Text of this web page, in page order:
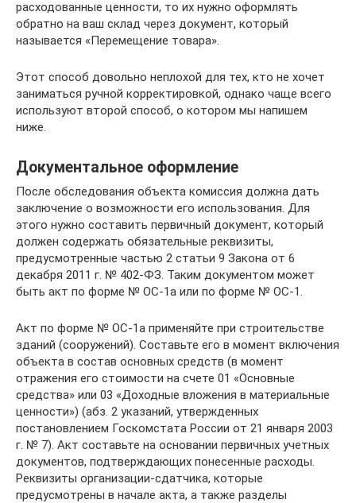
расходованные ценности, то их нужно оформлять
обратно на ваш склад через документ, который
называется «Перемещение товара».
Этот способ довольно неплохой для тех, кто не хочет
заниматься ручной корректировкой, однако чаще всего
используют второй способ, о котором мы напишем
ниже.
Документальное оформление
После обследования объекта комиссия должна дать
заключение о возможности его использования. Для
этого нужно составить первичный документ, который
должен содержать обязательные реквизиты,
предусмотренные частью 2 статьи 9 Закона от 6
декабря 2011 г. № 402-ФЗ. Таким документом может
быть акт по форме № ОС-1а или по форме № ОС-1.
Акт по форме № ОС-1а применяйте при строительстве
зданий (сооружений). Составьте его в момент включения
объекта в состав основных средств (в момент
отражения его стоимости на счете 01 «Основные
средства» или 03 «Доходные вложения в материальные
ценности») (абз. 2 указаний, утвержденных
постановлением Госкомстата России от 21 января 2003
г. № 7). Акт составьте на основании первичных учетных
документов, подтверждающих понесенные расходы.
Реквизиты организации-сдатчика, которые
предусмотрены в начале акта, а также разделы